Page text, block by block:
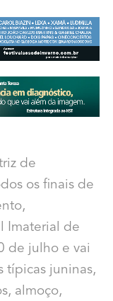
de
os finais de
Imaterial de
de julho e vai
típicas juninas,
almoço,